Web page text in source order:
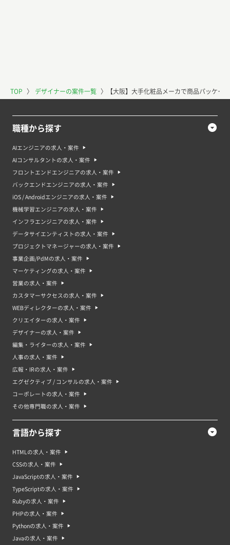
TOP 〉 デザイナーの案件一覧 〉 【大阪】大手化粧品メーカで商品パッケー
職種から探す
AIエンジニアの求人・案件
AIコンサルタントの求人・案件
フロントエンドエンジニアの求人・案件
バックエンドエンジニアの求人・案件
iOS / Androidエンジニアの求人・案件
機械学習エンジニアの求人・案件
インフラエンジニアの求人・案件
データサイエンティストの求人・案件
プロジェクトマネージャーの求人・案件
事業企画/PdMの求人・案件
マーケティングの求人・案件
営業の求人・案件
カスタマーサクセスの求人・案件
WEBディレクターの求人・案件
クリエイターの求人・案件
デザイナーの求人・案件
編集・ライターの求人・案件
人事の求人・案件
広報・IRの求人・案件
エグゼクティブ / コンサルの求人・案件
コーポレートの求人・案件
その他専門職の求人・案件
言語から探す
HTMLの求人・案件
CSSの求人・案件
JavaScriptの求人・案件
TypeScriptの求人・案件
Rubyの求人・案件
PHPの求人・案件
Pythonの求人・案件
Javaの求人・案件